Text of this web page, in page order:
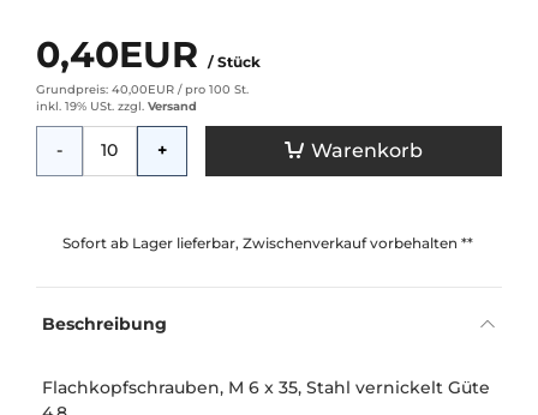
0,40EUR / Stück
Grundpreis: 40,00EUR / pro 100 St.
inkl. 19% USt. zzgl. Versand
- + Warenkorb
Sofort ab Lager lieferbar, Zwischenverkauf vorbehalten **
Beschreibung
Flachkopfschrauben, M 6 x 35, Stahl vernickelt Güte